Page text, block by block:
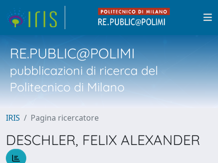
RE.PUBLIC@POLIMI
pubblicazioni di ricerca del
Politecnico di Milano
IRIS Pagina ricercatore
DESCHLER, FELIX ALEXANDER